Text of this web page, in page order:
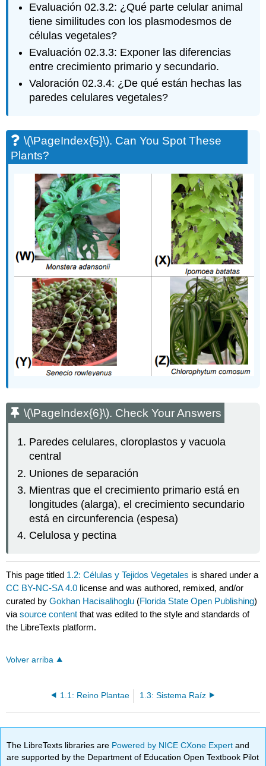
Evaluación 02.3.2: ¿Qué parte celular animal
tiene similitudes con los plasmodesmos de
células vegetales?
Evaluación 02.3.3: Exponer las diferencias
entre crecimiento primario y secundario.
Valoración 02.3.4: ¿De qué están hechas las
paredes celulares vegetales?
\(\PageIndex{5}\). Can You Spot These
Plants?
\(\PageIndex{6}\). Check Your Answers
Paredes celulares, cloroplastos y vacuola
central
Uniones de separación
Mientras que el crecimiento primario está en
longitudes (alarga), el crecimiento secundario
está en circunferencia (espesa)
Celulosa y pectina
This page titled 1.2: Células y Tejidos Vegetales is shared under a
CC BY-NC-SA 4.0 license and was authored, remixed, and/or
curated byGokhan Hacisalihoglu (Florida State Open Publishing)
viasource content that was edited to the style and standards of
the LibreTexts platform.
Volver arriba
1.1: Reino Plantae 1.3: Sistema Raíz
The LibreTexts libraries are Powered by NICE CXone Expertand
are supported by the Department of Education Open Textbook Pilot